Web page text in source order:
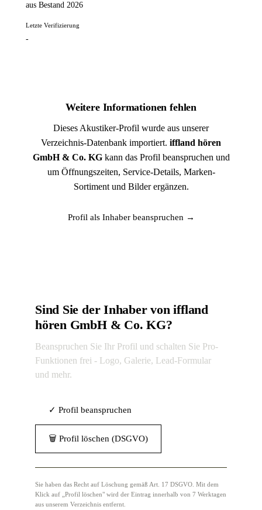
aus Bestand 2026
Letzte Verifizierung
-
Weitere Informationen fehlen
Dieses Akustiker-Profil wurde aus unserer
Verzeichnis-Datenbank importiert. iffland hören
GmbH & Co. KGkann das Profil beanspruchen und
um Öffnungszeiten, Service-Details, Marken-
Sortiment und Bilder ergänzen.
Profil als Inhaber beanspruchen →
Sind Sie der Inhaber von iffland
hören GmbH & Co. KG?
Beanspruchen Sie Ihr Profil und schalten Sie Pro-
Funktionen frei - Logo, Galerie, Lead-Formular
und mehr.
✓ Profil beanspruchen
🗑 Profil löschen (DSGVO)
Sie haben das Recht auf Löschung gemäß Art. 17 DSGVO. Mit dem
Klick auf „Profil löschen" wird der Eintrag innerhalb von 7 Werktagen
aus unserem Verzeichnis entfernt.